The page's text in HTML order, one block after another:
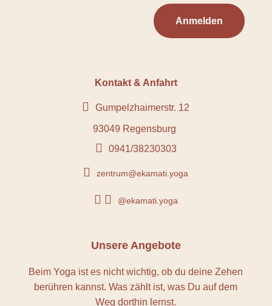
Anmelden
Kontakt & Anfahrt
 Gumpelzhaimerstr. 12
93049 Regensburg
 0941/38230303
 zentrum@ekamati.yoga
  @ekamati.yoga
Unsere Angebote
Beim Yoga ist es nicht wichtig, ob du deine Zehen
berühren kannst. Was zählt ist, was Du auf dem
Weg dorthin lernst.